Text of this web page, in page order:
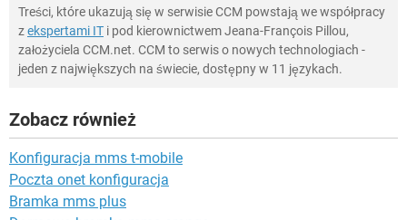
Treści, które ukazują się w serwisie CCM powstają we współpracy
zekspertami IT i pod kierownictwem Jeana-François Pillou,
założyciela CCM.net. CCM to serwis o nowych technologiach -
jeden z największych na świecie, dostępny w 11 językach.
Zobacz również
Konfiguracja mms t-mobile
Poczta onet konfiguracja
Bramka mms plus